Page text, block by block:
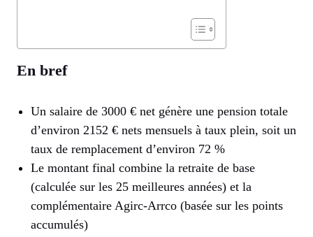
En bref
Un salaire de 3000 € net génère une pension totale
d’environ 2152 € nets mensuels à taux plein, soit un
taux de remplacement d’environ 72 %
Le montant final combine la retraite de base
(calculée sur les 25 meilleures années) et la
complémentaire Agirc-Arrco (basée sur les points
accumulés)